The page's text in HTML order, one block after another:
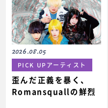
2026.08.05
PICK UPアーティスト
歪んだ正義を暴く、
Romansquallの鮮烈